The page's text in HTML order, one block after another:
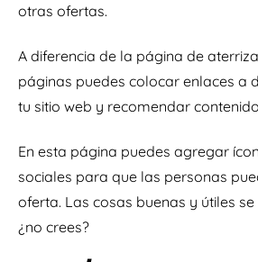
otras ofertas.
A diferencia de la página de
páginas puedes colocar enlaces a
tu sitio web y recomendar
En esta página puedes agregar
sociales para que las personas
oferta. Las cosas buenas y útiles
¿no crees?